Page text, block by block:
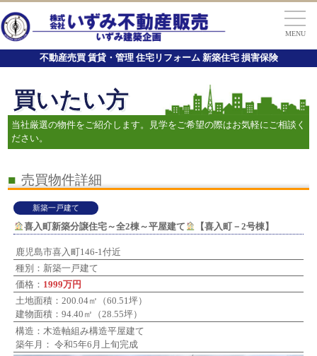
MENU
不動産売買 賃貸・管理 住宅リフォーム 新築住宅 損害保険
買いたい方
当社厳選の物件をご紹介します。見学をご希望の際はお気軽にご相談く
ださい。
■ 売買物件詳細
新築一戸建て
喜入町新築分譲住宅～全2棟～平屋建て 【喜入町－2号棟】
鹿児島市喜入町146-1付近
種別：新築一戸建て
価格： 1999万円
土地面積：200.04㎡（60.51坪）
建物面積：94.40㎡（28.55坪）
構造：木造軸組み構造平屋建て
築年月： 令和5年6月上旬完成